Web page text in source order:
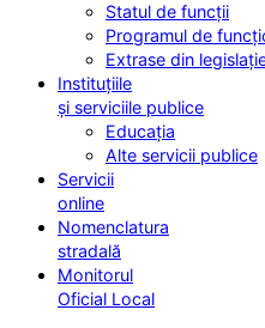
Statul de funcții
Programul de
Extrase din
Instituțiile
și serviciile publice
Educația
Alte servicii publice
Servicii
online
Nomenclatura
stradală
Monitorul
Oficial Local